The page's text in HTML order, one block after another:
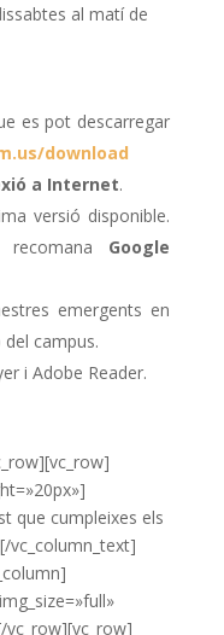
al matí de
es pot descarregar
download
a Internet.
versió disponible.
recomana Google
emergents en
campus.
i Adobe Reader.
que cumpleixes els
vc_column_text]